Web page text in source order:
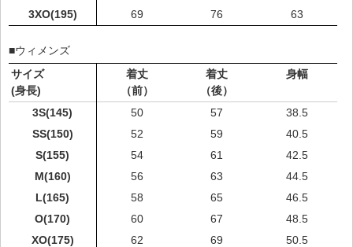
3XO(195)
69 76 63
■ウィメンズ
サイズ
(身長)
着丈
（前）
着丈
（後）
身幅
3S(145) 50 57
38.5
SS(150)
52 59
40.5
S(155)
54 61
42.5
M(160)
56 63
44.5
L(165)
58 65
46.5
O(170)
60 67
48.5
XO(175)
62 69
50.5